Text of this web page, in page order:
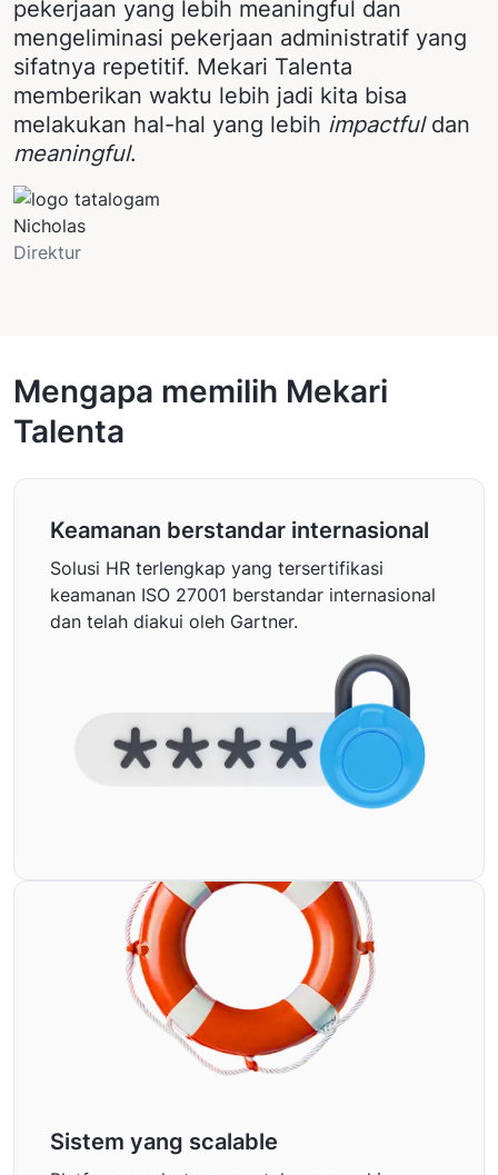
pekerjaan yang lebih meaningful dan
mengeliminasi pekerjaan administratif yang
sifatnya repetitif. Mekari Talenta
memberikan waktu lebih jadi kita bisa
melakukan hal-hal yang lebih impactfuldan
meaningful.
Nicholas
Direktur
Mengapa memilih Mekari
Talenta
Keamanan berstandar internasional
Solusi HR terlengkap yang tersertifikasi
keamanan ISO 27001 berstandar internasional
dan telah diakui oleh Gartner.
Sistem yang scalable